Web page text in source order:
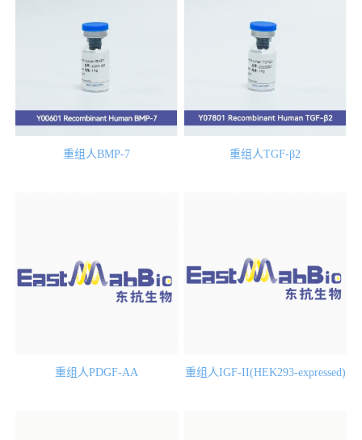
重组人BMP-7 重组人TGF-β2
重组人PDGF-AA 重组人IGF-II(HEK293-expressed)